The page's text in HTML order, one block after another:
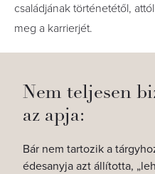
családjának történetétől,
meg a karrierjét.
Nem teljesen
az apja:
Bár nem tartozik a
édesanyja azt állította,